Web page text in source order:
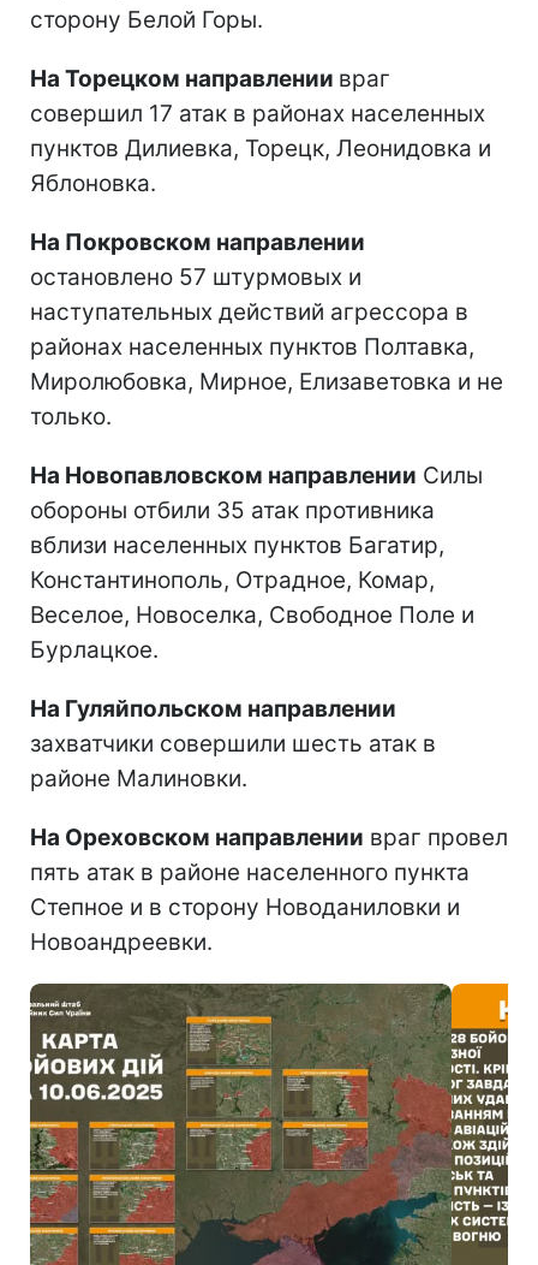
сторону Белой Горы.
На Торецком направлении враг
совершил 17 атак в районах населенных
пунктов Дилиевка, Торецк, Леонидовка и
Яблоновка.
На Покровском направлении
остановлено 57 штурмовых и
наступательных действий агрессора в
районах населенных пунктов Полтавка,
Миролюбовка, Мирное, Елизаветовка и не
только.
На Новопавловском направлении Силы
обороны отбили 35 атак противника
вблизи населенных пунктов Багатир,
Константинополь, Отрадное, Комар,
Веселое, Новоселка, Свободное Поле и
Бурлацкое.
На Гуляйпольском направлении
захватчики совершили шесть атак в
районе Малиновки.
На Ореховском направлении враг провел
пять атак в районе населенного пункта
Степное и в сторону Новоданиловки и
Новоандреевки.